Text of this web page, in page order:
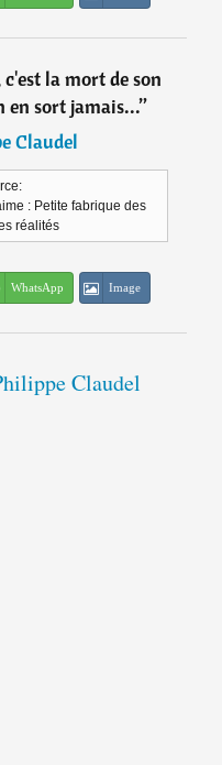
la mort de son
en sort jamais...”
Claudel
: Petite fabrique des
réalités
WhatsApp Image
Claudel